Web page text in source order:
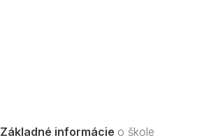
Základné informácie o škole